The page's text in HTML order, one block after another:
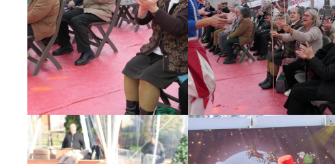
Ampliar Ampliar